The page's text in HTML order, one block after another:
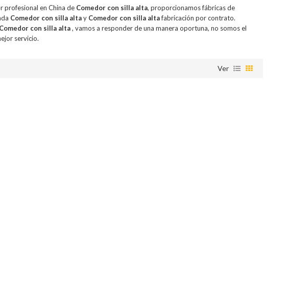
profesional en China de Comedor con silla alta, proporcionamos fábricas de
Comedor con silla altay Comedor con silla altafabricación por contrato.
Comedor con silla alta, vamos a responder de una manera oportuna, no somos el
servicio.
Ver